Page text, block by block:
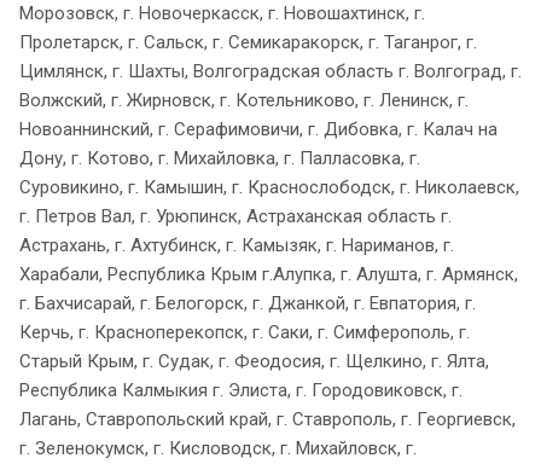
Морозовск, г. Новочеркасск, г. Новошахтинск, г.
Пролетарск, г. Сальск, г. Семикаракорск, г. Таганрог, г.
Цимлянск, г. Шахты, Волгоградская область г. Волгоград, г.
Волжский, г. Жирновск, г. Котельниково, г. Ленинск, г.
Новоаннинский, г. Серафимовичи, г. Дибовка, г. Калач на
Дону, г. Котово, г. Михайловка, г. Палласовка, г.
Суровикино, г. Камышин, г. Краснослободск, г. Николаевск,
г. Петров Вал, г. Урюпинск, Астраханская область г.
Астрахань, г. Ахтубинск, г. Камызяк, г. Нариманов, г.
Харабали, Республика Крым г.Алупка, г. Алушта, г. Армянск,
г. Бахчисарай, г. Белогорск, г. Джанкой, г. Евпатория, г.
Керчь, г. Красноперекопск, г. Саки, г. Симферополь, г.
Старый Крым, г. Судак, г. Феодосия, г. Щелкино, г. Ялта,
Республика Калмыкия г. Элиста, г. Городовиковск, г.
Лагань, Ставропольский край, г. Ставрополь, г. Георгиевск,
г. Зеленокумск, г. Кисловодск, г. Михайловск, г.